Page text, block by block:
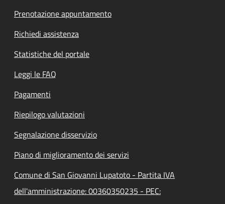
Prenotazione appuntamento
Richiedi assistenza
Statistiche del portale
Leggi le FAQ
Pagamenti
Riepilogo valutazioni
Segnalazione disservizio
Piano di miglioramento dei servizi
Comune di San Giovanni Lupatoto - Partita IVA
dell'amministrazione: 00360350235 - PEC: